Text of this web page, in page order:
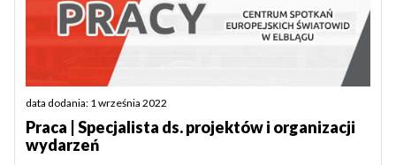
data dodania: 1 września 2022
Praca | Specjalista ds. projektów i organizacji
wydarzeń